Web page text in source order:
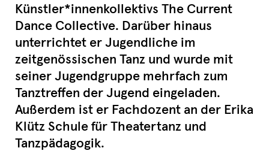
Künstler*innenkollektivs The Current
Dance Collective. Darüber hinaus
unterrichtet er Jugendliche im
zeitgenössischen Tanz und wurde mit
seiner Jugendgruppe mehrfach zum
Tanztreffen der Jugend eingeladen.
Außerdem ist er Fachdozent an der Erika
Klütz Schule für Theatertanz und
Tanzpädagogik.